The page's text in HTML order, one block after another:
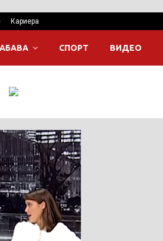
Кариера
СПОРТ ВИДЕО